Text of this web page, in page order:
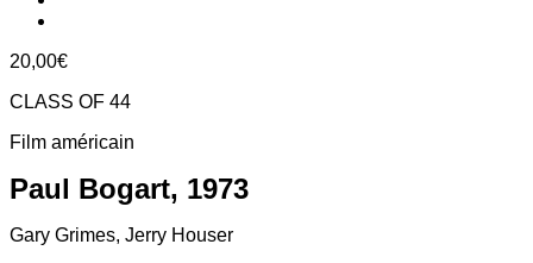
20,00€
CLASS OF 44
Film américain
Paul Bogart, 1973
Gary Grimes, Jerry Houser